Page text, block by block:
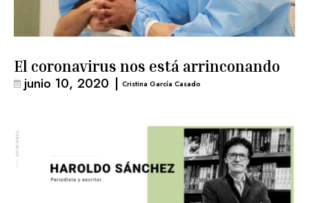
El coronavirus nos está arrinconando
junio 10, 2020 | Cristina García Casado